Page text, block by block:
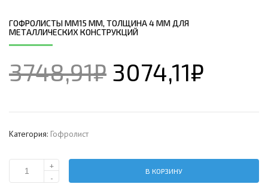
ГОФРОЛИСТЫ ММ15 ММ, ТОЛЩИНА 4 ММ ДЛЯ
МЕТАЛЛИЧЕСКИХ КОНСТРУКЦИЙ
3748,91₽ 3074,11₽
Категория: Гофролист
Количество
+
-
В КОРЗИНУ